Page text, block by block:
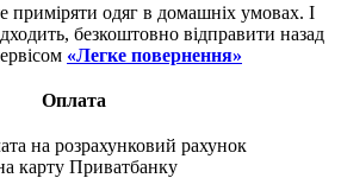
одяг в домашніх умовах. І
безкоштовно відправити назад
«Легке повернення»
Оплата
на розрахунковий рахунок
карту Приватбанку